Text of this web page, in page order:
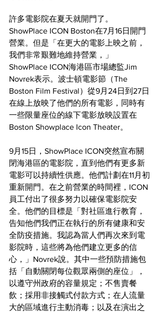
許多電影院在夏天就開門了。
ShowPlace ICON Boston在7月16日開門
營業。但是「在更大的電影上映之前，
我們非常艱難地維持營業，」
ShowPlace ICON海港區市場總監Jim
Novrek表示。波士頓電影節（The
Boston Film Festival）從9月24日到27日
在線上放映了他們的所有電影，同時有
一些限量座位的線下電影放映設置在
Boston Showplace Icon Theater。
9月15日，ShowPlace ICON突然宣布關
閉海港區的電影院，直到他們有更多新
電影可以持續性供應。他們計劃在11月初
重新開門。在之前營業的時間裡，ICON
員工付出了很多努力以確保電影院安
全。他們的目標是「對社區進行教育，
告知他們我們正在執行的所有健康和安
全防疫措施。我認為當人們再次來到電
影院時，這些將為他們建立更多的信
心，」Novrek說。其中一些預防措施包
括「自動關閉每位觀眾兩側的座位」，
以遵守州政府的容量規定；不售賣餐
飲；採用非接觸式付款方式；在人流量
大的區域進行主動消毒；以及在演出之